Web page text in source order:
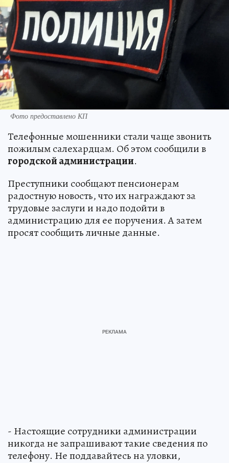
Фото предоставлено КП
Телефонные мошенники стали чаще звонить
пожилым салехардцам. Об этом сообщили в
городской администрации.
Преступники сообщают пенсионерам
радостную новость, что их награждают за
трудовые заслуги и надо подойти в
администрацию для ее поручения. А затем
просят сообщить личные данные.
- Настоящие сотрудники администрации
никогда не запрашивают такие сведения по
телефону. Не поддавайтесь на уловки,